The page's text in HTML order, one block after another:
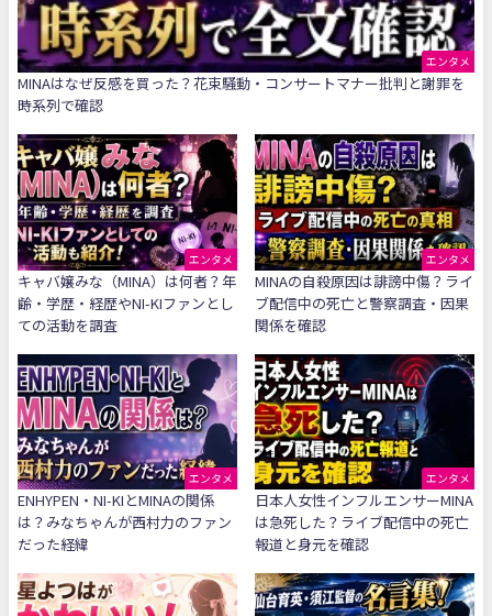
エンタメ
MINAはなぜ反感を買った？花束騒動・コンサートマナー批判と謝罪を
時系列で確認
エンタメ
キャバ嬢みな（MINA）は何者？年
齢・学歴・経歴やNI-KIファンとし
ての活動を調査
エンタメ
MINAの自殺原因は誹謗中傷？ライ
ブ配信中の死亡と警察調査・因果
関係を確認
エンタメ
ENHYPEN・NI-KIとMINAの関係
は？みなちゃんが西村力のファン
だった経緯
エンタメ
日本人女性インフルエンサーMINA
は急死した？ライブ配信中の死亡
報道と身元を確認